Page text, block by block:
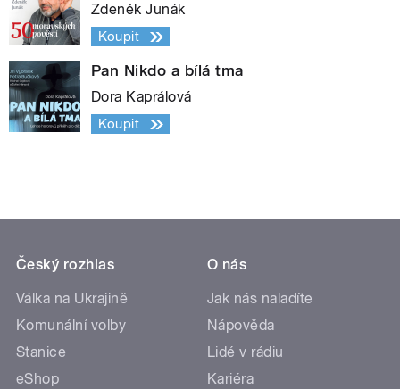
Zdeněk Junák
Koupit
Pan Nikdo a bílá tma
Dora Kaprálová
Koupit
Český rozhlas
Válka na Ukrajině
Komunální volby
Stanice
eShop
O nás
Jak nás naladíte
Nápověda
Lidé v rádiu
Kariéra